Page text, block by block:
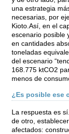
una estrategia
necesarias, por
Kioto.Así, en el
escenario posible
en cantidades
toneladas
del escenario
168.775 ktCO2
menos de
¿Es posible ese
La respuesta es
de otro,
afectados: